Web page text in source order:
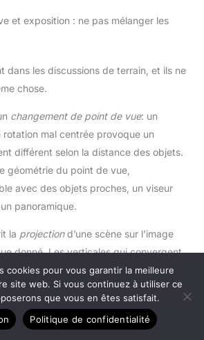
et exposition : ne pas mélanger les
dans les discussions de terrain, et ils ne
chose.
changement de point de vue: un
mal centrée provoque un
différent selon la distance des objets.
géométrie du point de vue,
avec des objets proches, un viseur
panoramique.
la projectiond’une scène sur l’image
donné. Les verticales qui convergent
proportions du visage en portrait
la perspective. Unecorrection de
des lignes, mais elle ne résout pas
entre plans sur une série d’images.
cookies pour vous garantir la meilleure
site web. Si vous continuez à utiliser ce
que vous en êtes satisfait.
Politique de confidentialité